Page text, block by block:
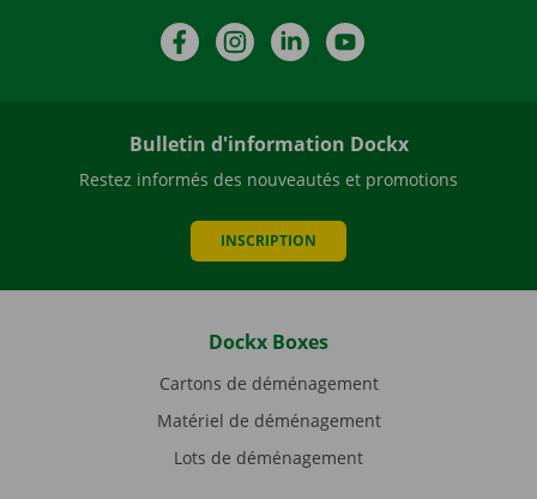
FacebookInstagramLinkedIn
Bulletin d'information Dockx
Restez informés des nouveautés et promotions
INSCRIPTION
Dockx Boxes
Cartons de déménagement
Matériel de déménagement
Lots de déménagement